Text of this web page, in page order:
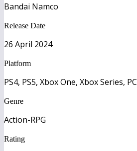
Bandai Namco
Release Date
26 April 2024
Platform
PS4, PS5, Xbox One, Xbox Series, PC
Genre
Action-RPG
Rating